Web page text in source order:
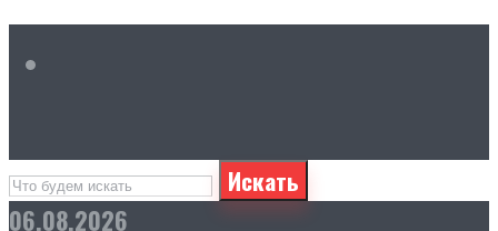
Искать
06.08.2026